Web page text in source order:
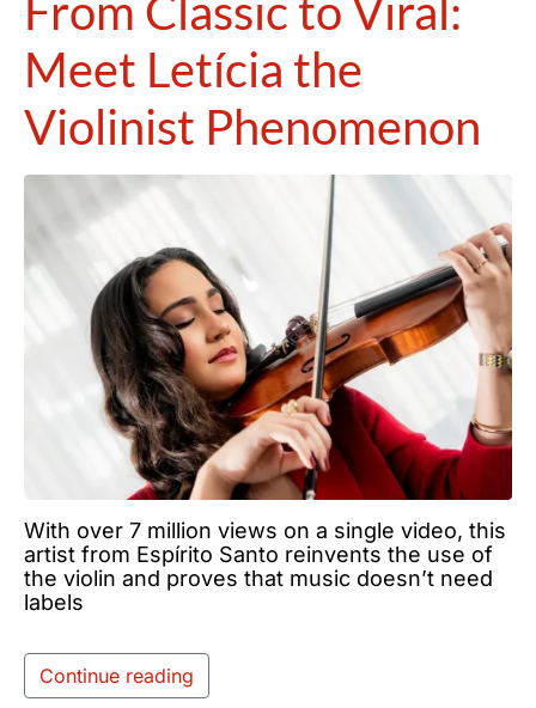
From Classic to Viral:
Meet Letícia the
Violinist Phenomenon
With over 7 million views on a single video, this
artist from Espírito Santo reinvents the use of
the violin and proves that music doesn’t need
labels
Continue reading